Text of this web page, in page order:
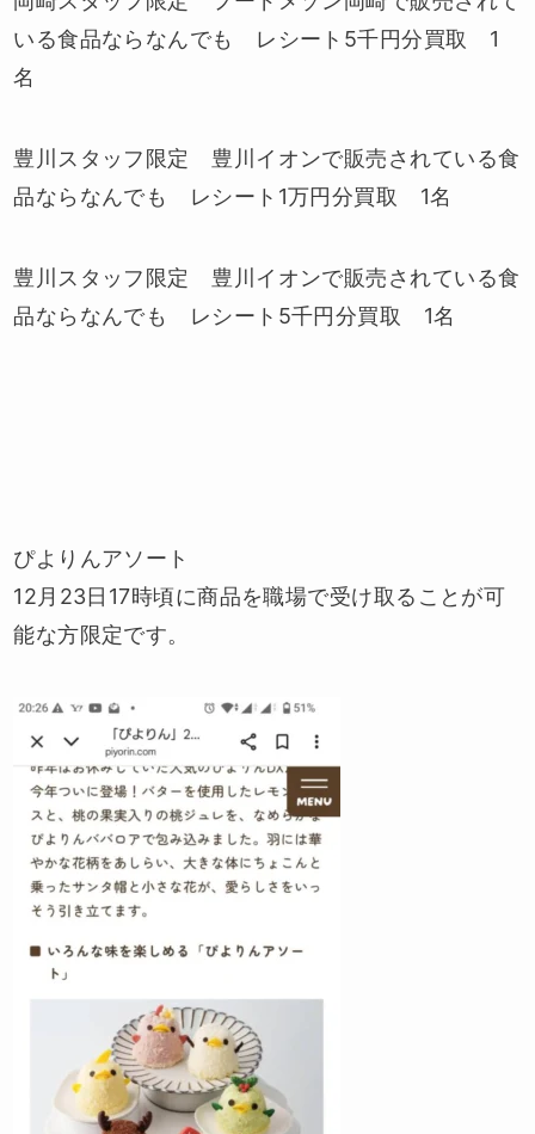
いる食品ならなんでも レシート5千円分買取 1
名
豊川スタッフ限定 豊川イオンで販売されている食
品ならなんでも レシート1万円分買取 1名
豊川スタッフ限定 豊川イオンで販売されている食
品ならなんでも レシート5千円分買取 1名
ぴよりんアソート
12月23日17時頃に商品を職場で受け取ることが可
能な方限定です。